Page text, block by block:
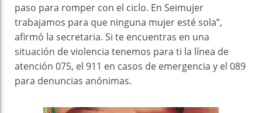
paso para romper con el ciclo. En Seimujer
trabajamos para que ninguna mujer esté sola”,
afirmó la secretaria. Si te encuentras en una
situación de violencia tenemos para ti la línea de
atención 075, el 911 en casos de emergencia y el 089
para denuncias anónimas.